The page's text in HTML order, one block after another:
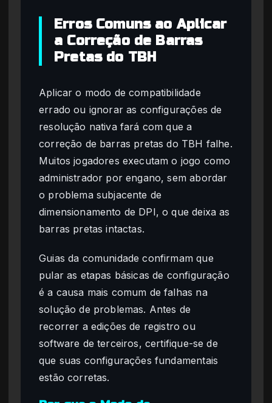
Erros Comuns ao Aplicar
a Correção de Barras
Pretas do TBH
Aplicar o modo de compatibilidade
errado ou ignorar as configurações de
resolução nativa fará com que a
correção de barras pretas do TBH falhe.
Muitos jogadores executam o jogo como
administrador por engano, sem abordar
o problema subjacente de
dimensionamento de DPI, o que deixa as
barras pretas intactas.
Guias da comunidade confirmam que
pular as etapas básicas de configuração
é a causa mais comum de falhas na
solução de problemas. Antes de
recorrer a edições de registro ou
software de terceiros, certifique-se de
que suas configurações fundamentais
estão corretas.